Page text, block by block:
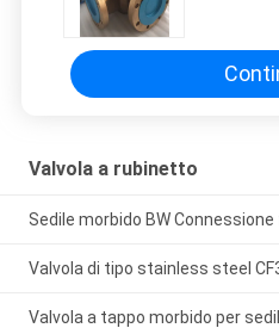
Valvola a rubinetto
Sedile morbido BW
Valvola di tipo stainless steel
Valvola a tappo morbido per